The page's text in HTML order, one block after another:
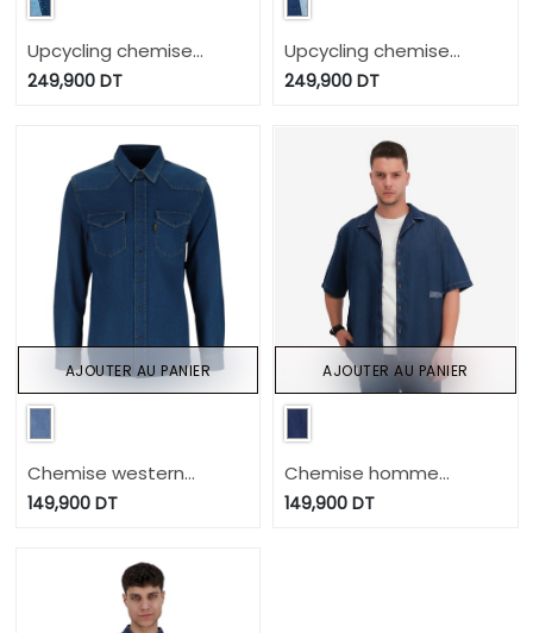
Upcycling chemise
western homme en
249,900DT
Upcycling chemise
western homme en
249,900 DT
Chemise western
homme en jeans -
149,900DT
AJOUTER AU PANIER
Chemise homme
manches courtes en
149,900 DT
AJOUTER AU PANIER